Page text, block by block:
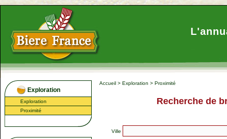
Exploration
Exploration
Proximité
Accueil > Exploration > Proximité
Recherche de
Ville